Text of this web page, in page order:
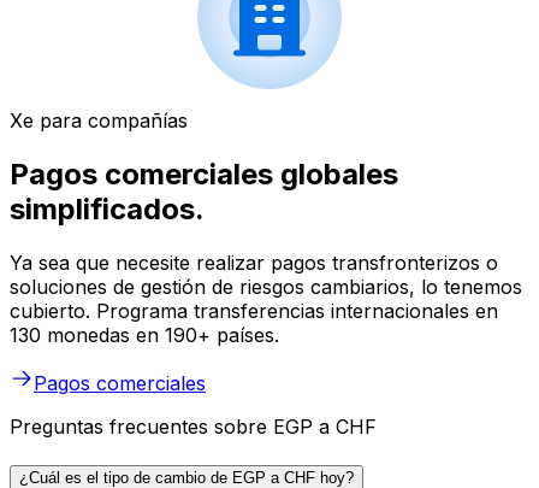
Xe para compañías
Pagos comerciales globales
simplificados.
Ya sea que necesite realizar pagos transfronterizos o
soluciones de gestión de riesgos cambiarios, lo tenemos
cubierto. Programa transferencias internacionales en
130 monedas en 190+ países.
Pagos comerciales
Preguntas frecuentes sobre EGP a CHF
¿Cuál es el tipo de cambio de EGP a CHF hoy?